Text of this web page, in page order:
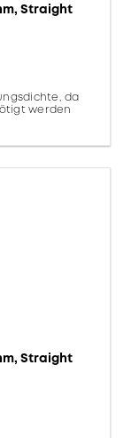
Straight
da
werden
Straight